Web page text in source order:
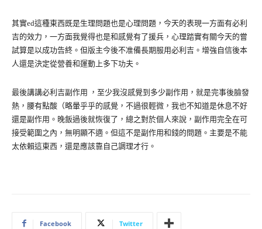
其實ed這種東西既是生理問題也是心理問題，今天的表現一方面有必利
吉的效力，一方面我覺得也是和感覺有了援兵，心理踏實有關今天的嘗
試算是以成功告終。但版主今後不准備長期服用必利吉。增強自信後本
人還是決定從營養和運動上多下功夫。
最後講講必利吉副作用 ，至少我沒感覺到多少副作用，就是完事後臉發
熱，腰有點酸（略暈乎乎的感覺，不過很輕微，我也不知道是休息不好
還是副作用。晚飯過後就恢復了，總之對於個人來說，副作用完全在可
接受範圍之內，無明顯不適。但這不是副作用和錢的問題。主要是不能
太依賴這東西，還是應該靠自己調理才行。
Facebook Twitter